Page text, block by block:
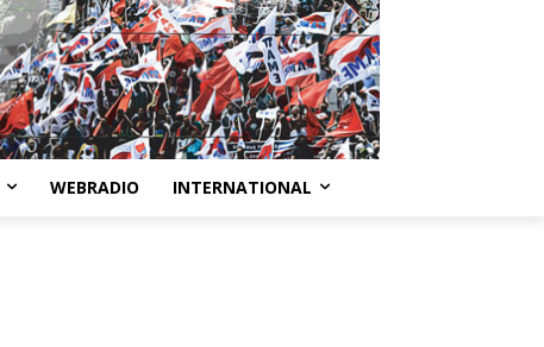
WEBRADIO INTERNATIONAL